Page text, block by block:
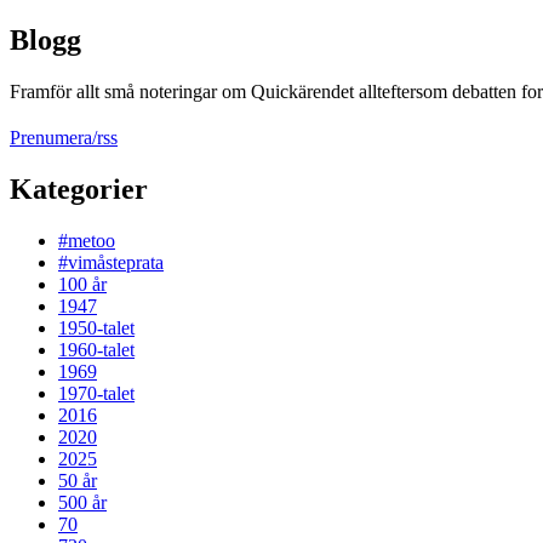
Blogg
Framför allt små noteringar om Quickärendet allteftersom debatten
Prenumera/rss
Kategorier
#metoo
#vimåsteprata
100 år
1947
1950-talet
1960-talet
1969
1970-talet
2016
2020
2025
50 år
500 år
70